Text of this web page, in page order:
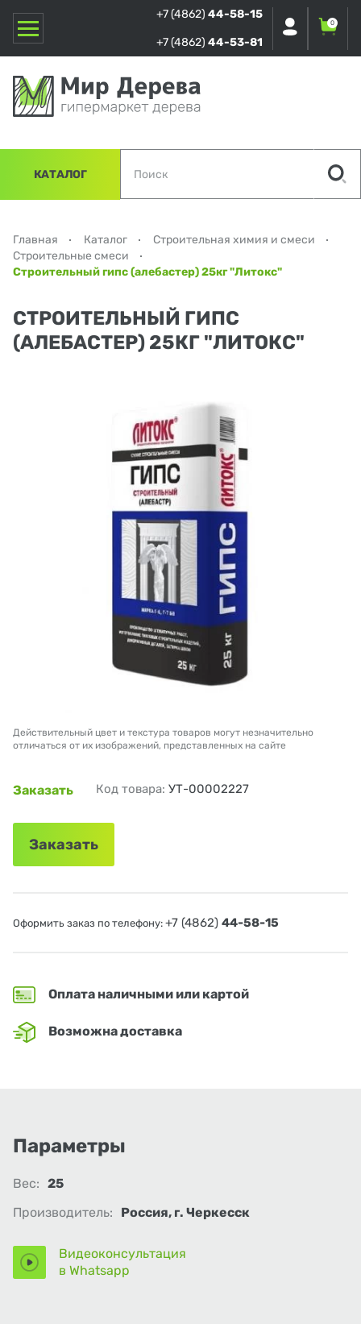
+7 (4862) 44-58-15
+7 (4862) 44-53-81
0
КАТАЛОГ
Главная Каталог
Строительная химия и смеси
Строительные смеси
Строительный гипс (алебастер) 25кг "Литокс"
СТРОИТЕЛЬНЫЙ ГИПС
(АЛЕБАСТЕР) 25КГ "ЛИТОКС"
Действительный цвет и текстура товаров могут незначительно
отличаться от их изображений, представленных на сайте
Заказать Код товара: УТ-00002227
Заказать
Оформить заказ по телефону: +7 (4862) 44-58-15
Оплата наличными или картой
Возможна доставка
Параметры
Вес: 25
Производитель:
Россия, г. Черкесск
Видеоконсультация
в Whatsapp